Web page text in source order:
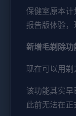
保健室原本
报告版体验
新增毛剃除功
现在可以用
该功能其实早
此前无法在正